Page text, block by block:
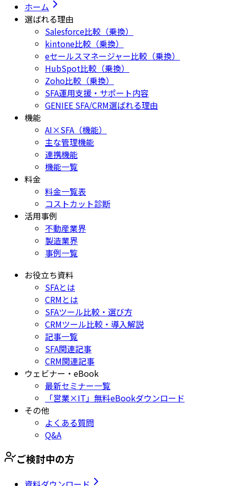
ホーム
選ばれる理由
Salesforce比較（乗換）
kintone比較（乗換）
eセールスマネージャー比較（乗換）
HubSpot比較（乗換）
Zoho比較（乗換）
SFA運用支援・サポート内容
GENIEE SFA/CRM選ばれる理由
機能
AI×SFA（機能）
主な管理機能
連携機能
機能一覧
料金
料金一覧表
コストカット診断
活用事例
不動産業界
製造業界
事例一覧
お役立ち資料
SFAとは
CRMとは
SFAツール比較・選び方
CRMツール比較・導入解説
記事一覧
SFA関連記事
CRM関連記事
ウェビナー・eBook
最新セミナー一覧
「営業×IT」無料eBookダウンロード
その他
よくある質問
Q&A
ご検討中の方